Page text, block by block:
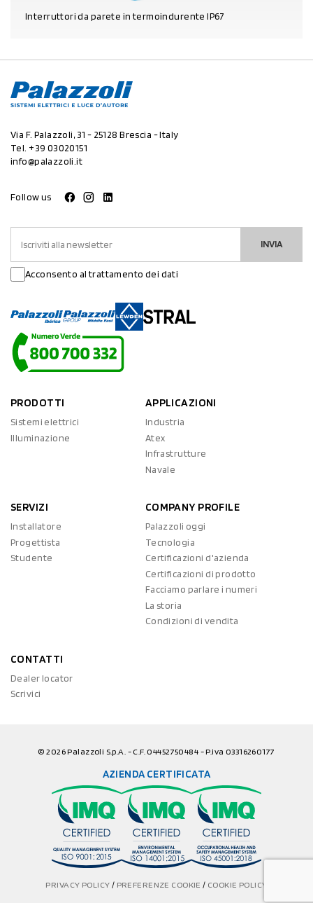
Interruttori da parete in termoindurente IP67
Via F. Palazzoli, 31 - 25128 Brescia - Italy
Tel. +39 03020151
info@palazzoli.it
Follow us
INVIA
Acconsento al trattamento dei dati
PRODOTTI
Sistemi elettrici
Illuminazione
APPLICAZIONI
Industria
Atex
Infrastrutture
Navale
SERVIZI
Installatore
Progettista
Studente
COMPANY PROFILE
Palazzoli oggi
Tecnologia
Certificazioni d'azienda
Certificazioni di prodotto
Facciamo parlare i numeri
La storia
Condizioni di vendita
CONTATTI
Dealer locator
Scrivici
© 2026 Palazzoli S.p.A. - C.F. 04452750484 - P.iva 03316260177
AZIENDA CERTIFICATA
PRIVACY POLICY / PREFERENZE COOKIE/ COOKIE POLICY